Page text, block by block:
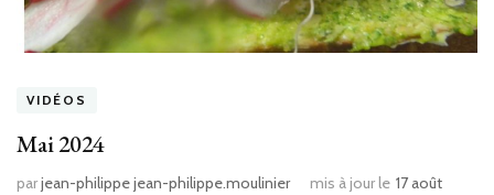
VIDÉOS
Mai 2024
parjean-philippe jean-philippe.moulinier mis à jour le 17 août